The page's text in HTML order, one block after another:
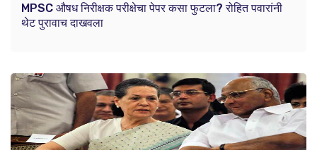
MPSC औषध निरीक्षक परीक्षेचा पेपर कसा फुटला? रोहित पवारांनी
थेट पुरावाच दाखवला